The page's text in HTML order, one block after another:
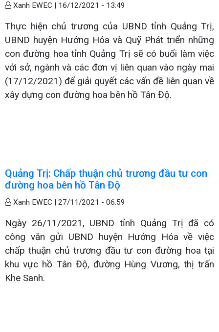
Xanh EWEC | 16/12/2021 - 13:49
Thực hiện chủ trương của UBND tỉnh Quảng Trị,
UBND huyện Hướng Hóa và Quỹ Phát triển những
con đường hoa tỉnh Quảng Trị sẽ có buổi làm việc
với sở, ngành và các đơn vị liên quan vào ngày mai
(17/12/2021) để giải quyết các vấn đề liên quan về
xây dựng con đường hoa bên hồ Tân Độ.
Quảng Trị: Chấp thuận chủ trương đầu tư con
đường hoa bên hồ Tân Độ
Xanh EWEC | 27/11/2021 - 06:59
Ngày 26/11/2021, UBND tỉnh Quảng Trị đã có
công văn gửi UBND huyện Hướng Hóa về việc
chấp thuận chủ trương đầu tư con đường hoa tại
khu vực hồ Tân Độ, đường Hùng Vương, thị trấn
Khe Sanh.